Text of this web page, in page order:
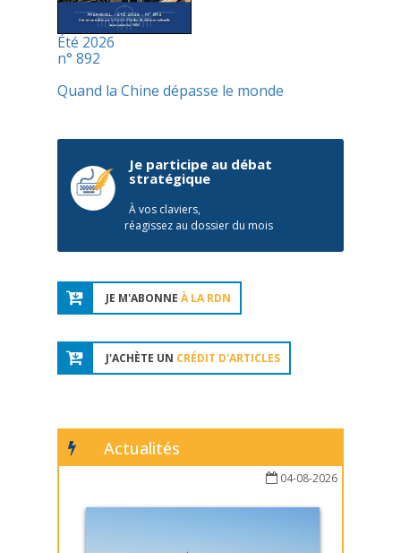
Été 2026
n° 892
Quand la Chine dépasse le monde
Je participe au débat
stratégique
À vos claviers,
réagissez au dossier du mois
JE M'ABONNE À LA RDN
J'ACHÈTE UN CRÉDIT D'ARTICLES
Actualités
04-08-2026